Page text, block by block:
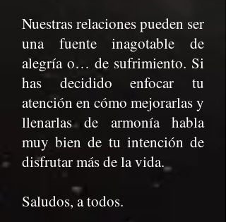
Nuestras relaciones pueden ser
una fuente inagotable de
alegría o… de sufrimiento. Si
has decidido enfocar tu
atención en cómo mejorarlas y
llenarlas de armonía habla
muy bien de tu intención de
disfrutar más de la vida.
Saludos, a todos.